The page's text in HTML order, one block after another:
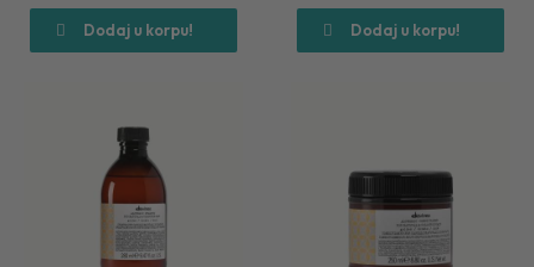
Dodaj u korpu! Dodaj u korpu!